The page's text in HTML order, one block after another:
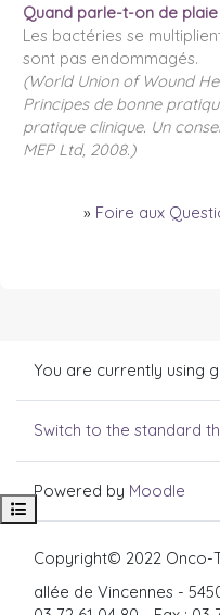
Open course index
Quand parle-t-on de
Les bactéries se
sont pas endommagés.
(World Union of Wound
Principes de bonne
pratique clinique. Un
MEP Ltd, 2008.)
» Foire aux
You are currently using
Switch to the standard
Powered by Moodle
Copyright© 2022 Onco-
allée de Vincennes -